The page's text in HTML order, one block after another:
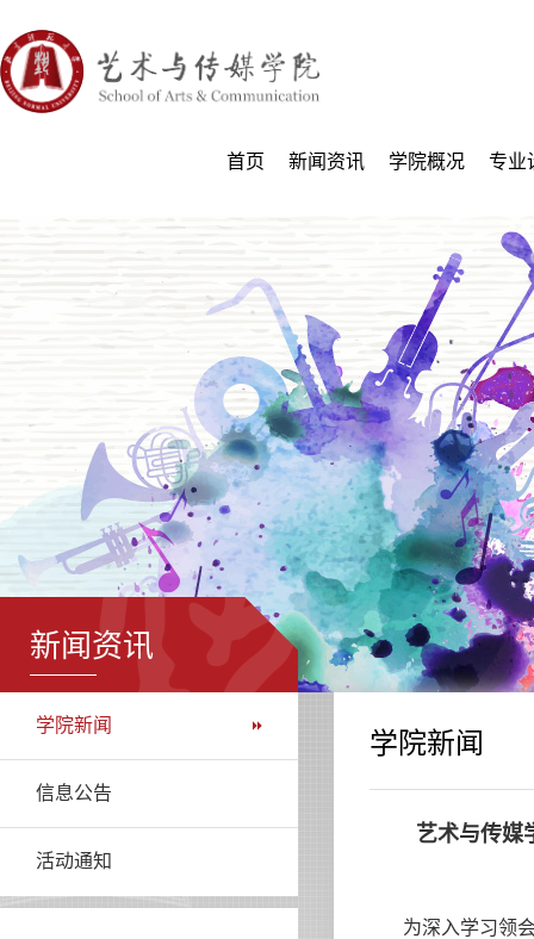
首页 新闻资讯 学院概况 专业
新闻资讯
学院新闻
信息公告
活动通知
学院新闻
艺术与传媒
为深入学习领